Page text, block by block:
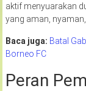
aktif menyuarakan
yang aman,
Baca juga: Batal
Borneo FC
Peran